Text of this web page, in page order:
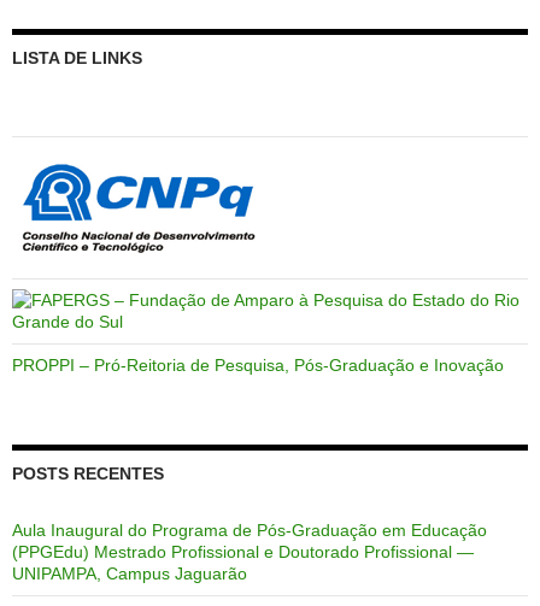
LISTA DE LINKS
PROPPI – Pró-Reitoria de Pesquisa, Pós-Graduação e Inovação
POSTS RECENTES
Aula Inaugural do Programa de Pós-Graduação em Educação
(PPGEdu) Mestrado Profissional e Doutorado Profissional —
UNIPAMPA, Campus Jaguarão